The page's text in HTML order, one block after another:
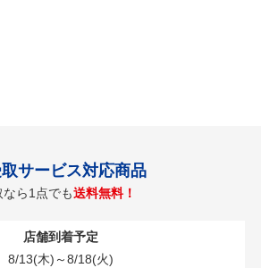
サービス対応商品
なら1点でも送料無料！
店舗到着予定
8/13(木)～8/18(火)